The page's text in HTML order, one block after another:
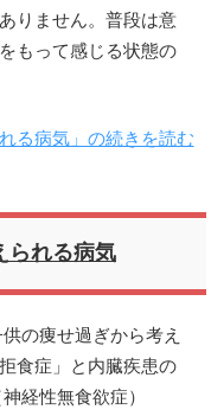
りません。普段は意
もって感じる状態の
る病気」の続きを読む
られる病気
の痩せ過ぎから考え
食症」と内臓疾患の
神経性無食欲症）